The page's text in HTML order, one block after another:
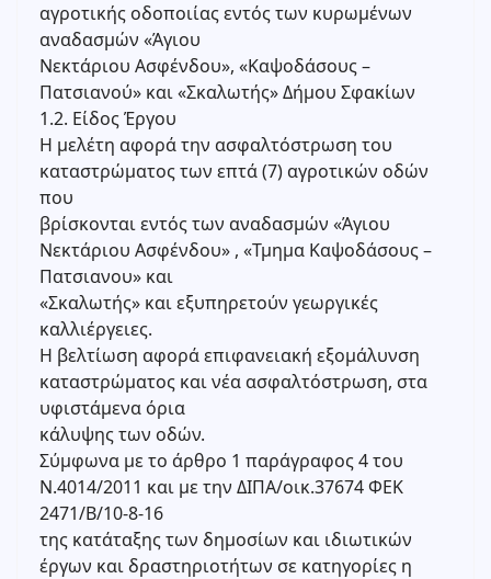
αγροτικής οδοποιίας εντός των κυρωμένων
αναδασμών «Άγιου
Νεκτάριου Ασφένδου», «Καψοδάσους –
Πατσιανού» και «Σκαλωτής» Δήμου Σφακίων
1.2. Είδος Έργου
Η μελέτη αφορά την ασφαλτόστρωση του
καταστρώματος των επτά (7) αγροτικών οδών
που
βρίσκονται εντός των αναδασμών «Άγιου
Νεκτάριου Ασφένδου» , «Τμημα Καψοδάσους –
Πατσιανου» και
«Σκαλωτής» και εξυπηρετούν γεωργικές
καλλιέργειες.
Η βελτίωση αφορά επιφανειακή εξομάλυνση
καταστρώματος και νέα ασφαλτόστρωση, στα
υφιστάμενα όρια
κάλυψης των οδών.
Σύμφωνα με το άρθρο 1 παράγραφος 4 του
Ν.4014/2011 και με την ΔΙΠΑ/οικ.37674 ΦΕΚ
2471/Β/10-8-16
της κατάταξης των δημοσίων και ιδιωτικών
έργων και δραστηριοτήτων σε κατηγορίες η